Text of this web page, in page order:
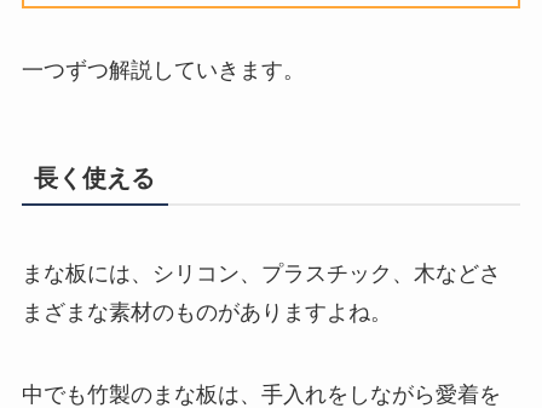
一つずつ解説していきます。
長く使える
まな板には、シリコン、プラスチック、木などさ
まざまな素材のものがありますよね。
中でも竹製のまな板は、手入れをしながら愛着を